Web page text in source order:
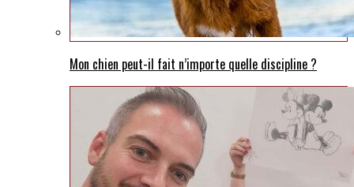
Mon chien peut-il fait n’importe quelle discipline ?